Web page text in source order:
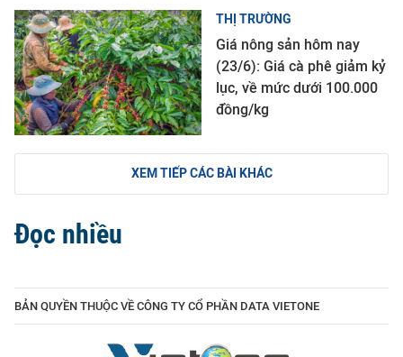
THỊ TRƯỜNG
Giá nông sản hôm nay
(23/6): Giá cà phê giảm kỷ
lục, về mức dưới 100.000
đồng/kg
XEM TIẾP CÁC BÀI KHÁC
Đọc nhiều
BẢN QUYỀN THUỘC VỀ CÔNG TY CỔ PHẦN DATA VIETONE